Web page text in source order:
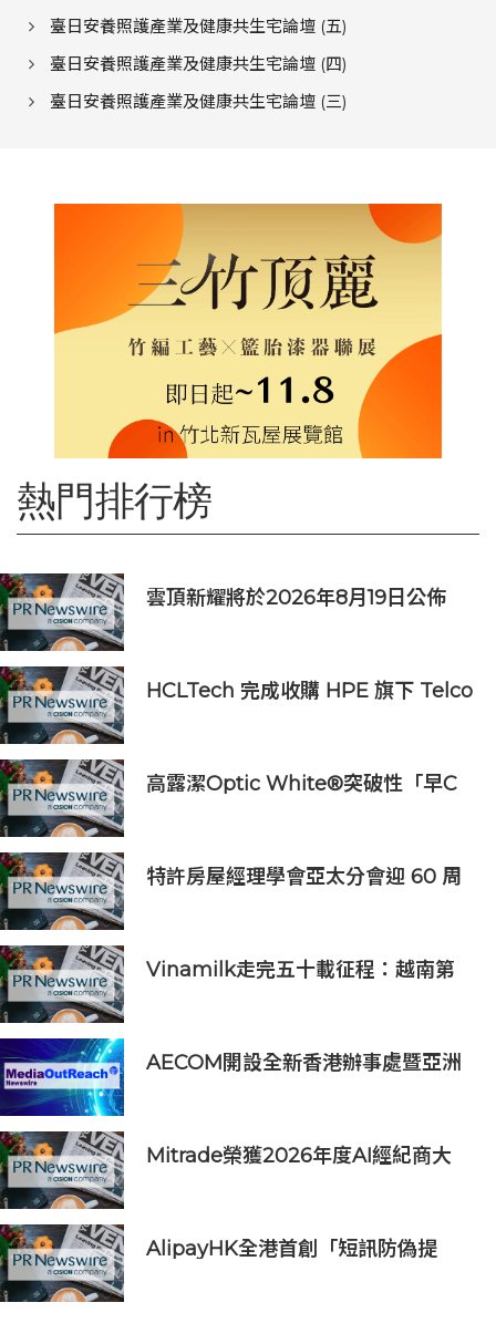
臺日安養照護產業及健康共生宅論壇 (五)
臺日安養照護產業及健康共生宅論壇 (四)
臺日安養照護產業及健康共生宅論壇 (三)
熱門排行榜
雲頂新耀將於2026年8月19日公佈
HCLTech 完成收購 HPE 旗下 Telco
高露潔Optic White®突破性「早C
維他命C美白牙膏
特許房屋經理學會亞太分會迎 60 周
Vinamilk走完五十載征程：越南第
AECOM開設全新香港辦事處暨亞洲
Mitrade榮獲2026年度AI經紀商大
AlipayHK全港首創「短訊防偽提